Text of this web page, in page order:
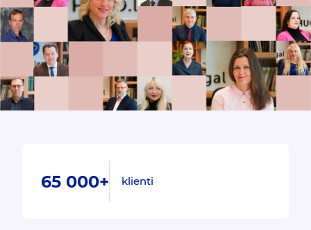
65 000+ klienti